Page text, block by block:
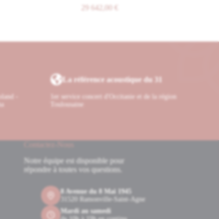
29 642,00
€
-
La référence acoustique du 31
1er service concert d'Occitanie et de la région
Toulousaine
Notre équipe est disponible pour
répondre à toutes vos questions.
8 Avenue du 8 Mai 1945
31520 Ramonville-Saint-Agne
Mardi au samedi